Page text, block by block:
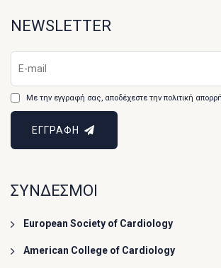
NEWSLETTER
Με την εγγραφή σας, αποδέχεστε την πολιτική
ΕΓΓΡΑΦΗ
ΣΥΝΔΕΣΜΟΙ
European Society of Cardiology
American College of Cardiology